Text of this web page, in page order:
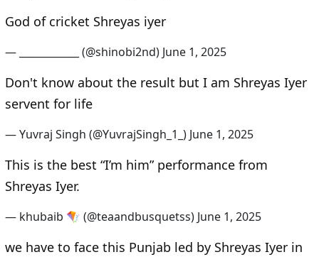
God of cricket Shreyas iyer
— ____________ (@shinobi2nd) June 1, 2025
Don't know about the result but I am Shreyas Iyer
servent for life
— Yuvraj Singh (@YuvrajSingh_1_) June 1, 2025
This is the best “I’m him” performance from
Shreyas Iyer.
— khubaib 🪁 (@teaandbusquetss) June 1, 2025
we have to face this Punjab led by Shreyas Iyer in